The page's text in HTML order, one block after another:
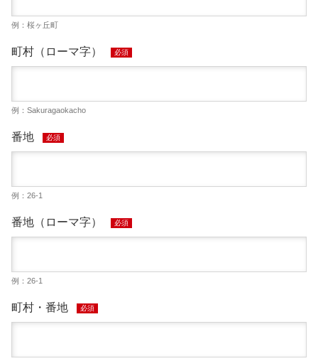
例：桜ヶ丘町
町村（ローマ字） 必須
例：Sakuragaokacho
番地 必須
例：26-1
番地（ローマ字） 必須
例：26-1
町村・番地 必須